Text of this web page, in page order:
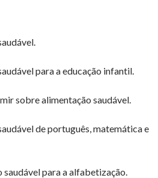
para a educação infantil.
sobre alimentação saudável.
de português, matemática e
para a alfabetização.